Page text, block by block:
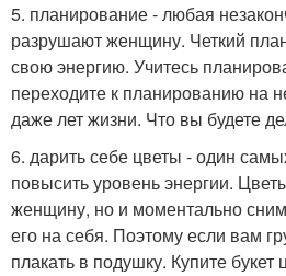
5. планирование - любая
разрушают женщину. Четкий
свою энергию. Учитесь
переходите к планированию на
даже лет жизни. Что вы будете
6. дарить себе цветы - один
повысить уровень энергии.
женщину, но и моментально
его на себя. Поэтому если вам
плакать в подушку. Купите букет